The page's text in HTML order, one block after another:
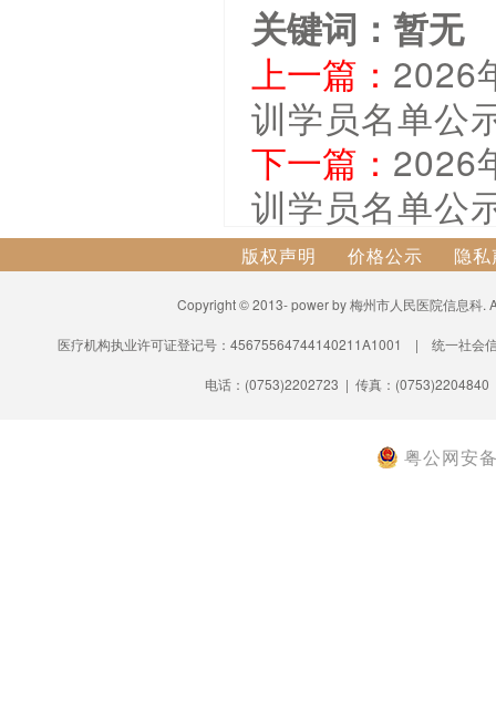
关键词：暂无
上一篇： 2026
训学员名单公
下一篇： 2026
训学员名单公
版权声明 价格公示 隐
Copyright © 2013- power by 梅州市人民医院信息科
医疗机构执业许可证登记号：45675564744140211A1001 | 统一社会
电话：(0753)2202723 | 传真：
粤公网安